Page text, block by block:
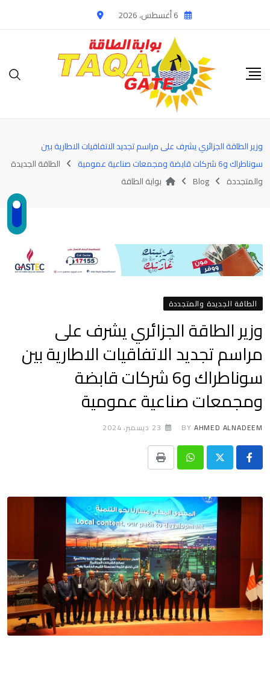
to
6 أغسطس، 2026
وزير الطاقة الجزائري يشرف على مراسم تجديد الاتفاقيات الاطارية بين
سوناطراك و6 شركات قابضة ومجمعات صناعية عمومية
الطاقة الجديدة
والمتجددة
Blog بوابة الطاقة
الطاقة الجديدة والمتجددة
وزير الطاقة الجزائري يشرف على
مراسم تجديد الاتفاقيات الاطارية بين
سوناطراك و6 شركات قابضة
ومجمعات صناعية عمومية
BY AHMED ALNADEEM 23 ديسمبر، 2024
Whatsapp
Print